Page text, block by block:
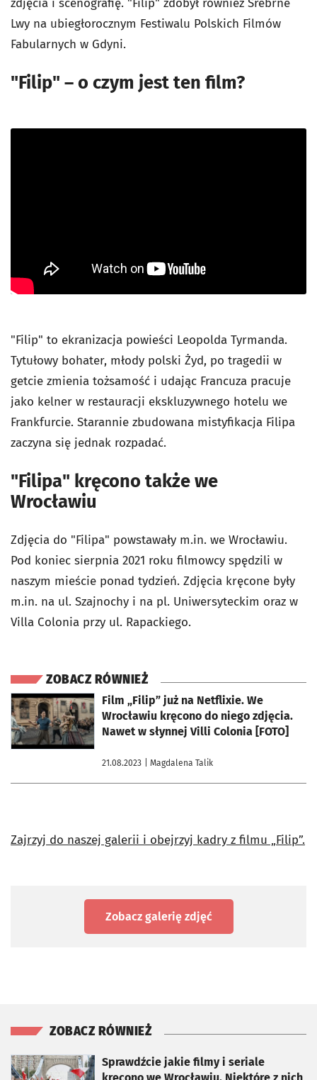
zdjęcia i scenografię. "Filip" zdobył również Srebrne
Lwy na ubiegłorocznym Festiwalu Polskich Filmów
Fabularnych w Gdyni.
"Filip" – o czym jest ten film?
"Filip" to ekranizacja powieści Leopolda Tyrmanda.
Tytułowy bohater, młody polski Żyd, po tragedii w
getcie zmienia tożsamość i udając Francuza pracuje
jako kelner w restauracji ekskluzywnego hotelu we
Frankfurcie. Starannie zbudowana mistyfikacja Filipa
zaczyna się jednak rozpadać.
"Filipa" kręcono także we
Wrocławiu
Zdjęcia do "Filipa" powstawały m.in. we Wrocławiu.
Pod koniec sierpnia 2021 roku filmowcy spędzili w
naszym mieście ponad tydzień. Zdjęcia kręcone były
m.in. na ul. Szajnochy i na pl. Uniwersyteckim oraz w
Villa Colonia przy ul. Rapackiego.
ZOBACZ RÓWNIEŻ
Film „Filip” już na Netflixie. We
Wrocławiu kręcono do niego zdjęcia.
Nawet w słynnej Villi Colonia [FOTO]
21.08.2023 | Magdalena Talik
otworzy się w nowej karcie
Zajrzyj do naszej galerii i obejrzyj kadry z filmu „Filip”.
Zobacz galerię zdjęć
ZOBACZ RÓWNIEŻ
Sprawdźcie jakie filmy i seriale
otworzy się w nowej karcie